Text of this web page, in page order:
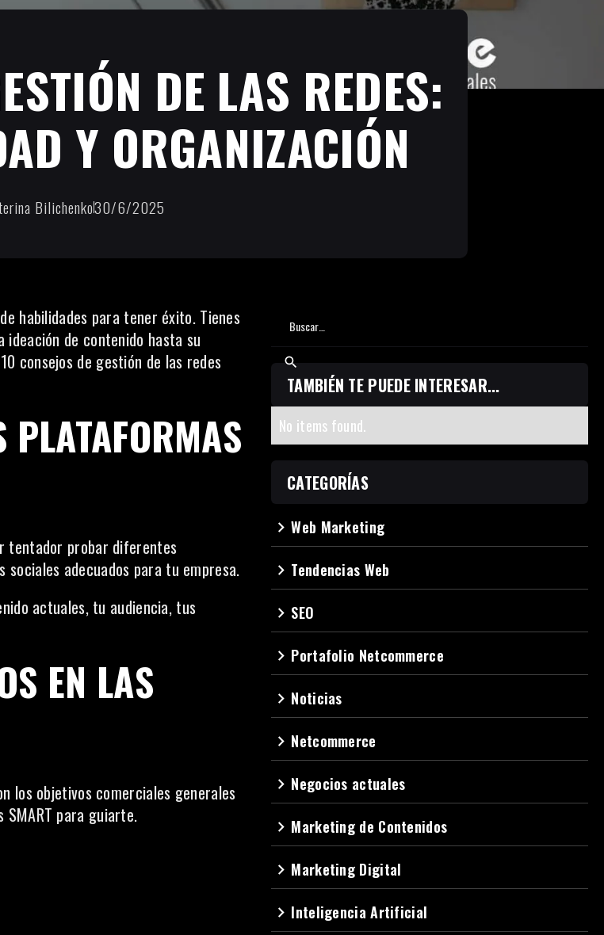
DE LAS REDES:
Y ORGANIZACIÓN
Bilichenko30/6/2025
habilidades para tener éxito. Tienes
de contenido hasta su
consejos de gestión de las redes
tentador probar diferentes
sociales adecuados para tu empresa.
actuales, tu audiencia, tus
EN LAS
los objetivos comerciales generales
para guiarte.
TAMBIÉN TE PUEDE INTERESAR...
No items found.
CATEGORÍAS
navigate_nextWeb Marketing
navigate_next Tendencias Web
navigate_next SEO
navigate_next Portafolio Netcommerce
navigate_next Noticias
navigate_next Netcommerce
navigate_next Negocios actuales
navigate_next Marketing de Contenidos
navigate_next Marketing Digital
navigate_next Inteligencia Artificial